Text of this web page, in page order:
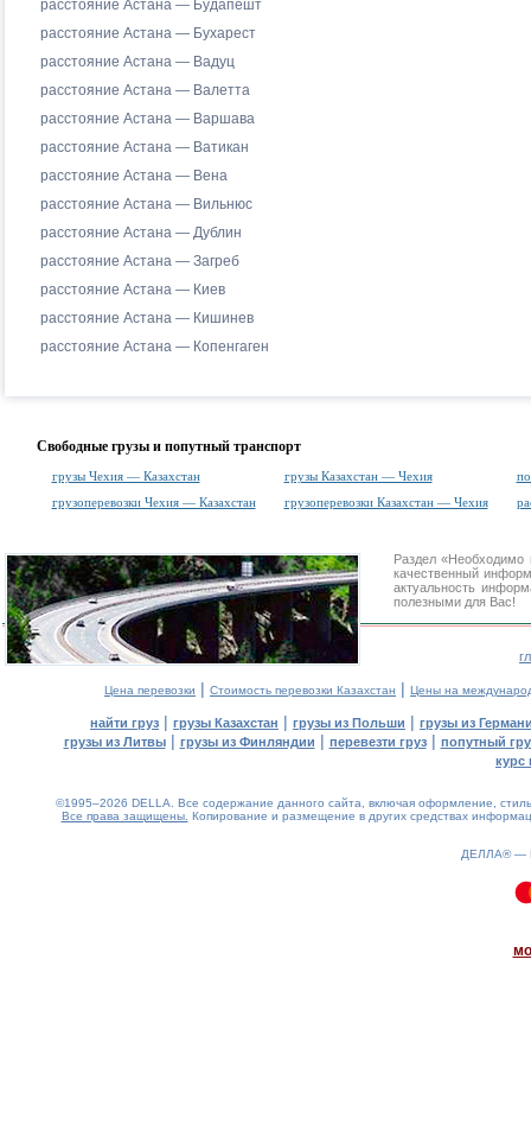
расстояние Астана — Будапешт
расстояние Астана — Бухарест
расстояние Астана — Вадуц
расстояние Астана — Валетта
расстояние Астана — Варшава
расстояние Астана — Ватикан
расстояние Астана — Вена
расстояние Астана — Вильнюс
расстояние Астана — Дублин
расстояние Астана — Загреб
расстояние Астана — Киев
расстояние Астана — Кишинев
расстояние Астана — Копенгаген
Свободные грузы и попутный транспорт
грузы Чехия — Казахстан грузы Казахстан — Чехия
грузоперевозки Чехия — Казахстан
грузоперевозки Казахстан — Чехия
Раздел
качественный
актуальность
полезными для Вас!
Цена перевозки | Стоимость перевозки Казахстан | Цены на
найти груз | грузы Казахстан | грузы из Польши | грузы из
грузы из Литвы| грузы из Финляндии | перевезти груз| попутный
курс
©1995–2026 DELLA. Все содержание данного сайта, включая оформление,
Все права защищены. Копирование и размещение в других средствах
ДЕЛЛА® —